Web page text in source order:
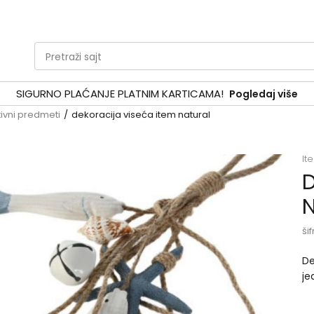
Pretraži sajt
SIGURNO PLAĆANJE PLATNIM KARTICAMA! Pogledaj više
predmeti dekoracija viseća item natural